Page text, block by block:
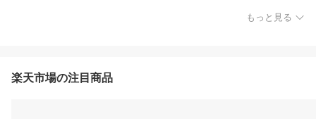
もっと見る
楽天市場の注目商品